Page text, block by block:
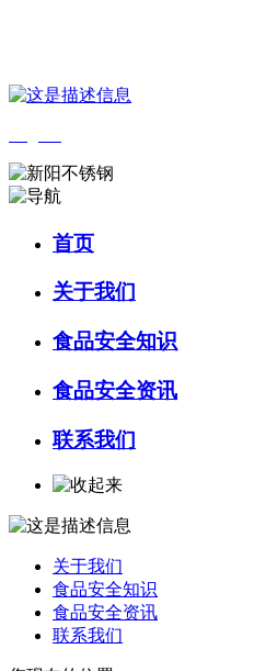
首页
关于我们
食品安全知识
食品安全资讯
联系我们
关于我们
食品安全知识
食品安全资讯
联系我们